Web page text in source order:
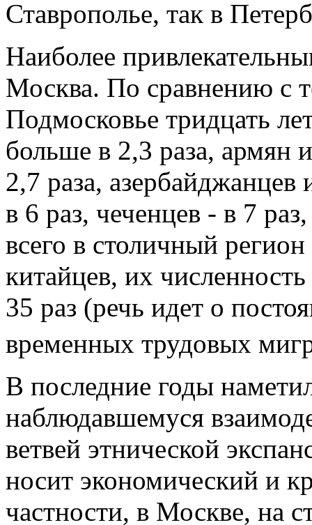
Ставрополье, так в
Наиболее
Москва. По сравнению с
Подмосковье тридцать
больше в 2,3 раза, армян
2,7 раза,
в 6 раз, чеченцев - в 7
всего в столичный
китайцев, их
35 раз (речь идет о
временных трудовых
В последние годы
наблюдавшемуся
ветвей этнической
носит экономический и
частности, в Москве, на